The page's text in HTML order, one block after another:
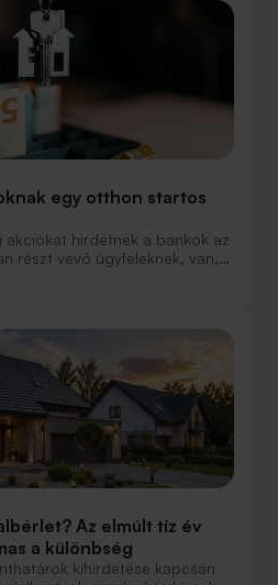
egy otthon startos
akciókat hirdetnek a bankok az
részt vevő ügyfeleknek, van,
forint jóváírást is össze lehet
Az elmúlt tíz év
a különbség
kihirdetése kapcsán